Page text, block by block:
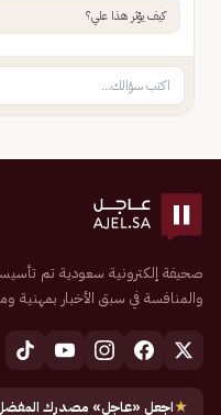
كيف يؤثر هذا علي؟
والمنافسة في سبق الأخبار
★اجعل «عاجل» مصدرك